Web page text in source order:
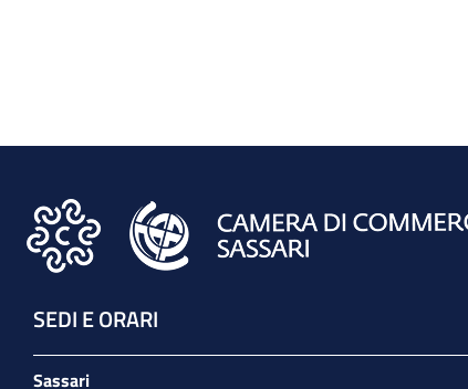
SEDI E ORARI
Sassari